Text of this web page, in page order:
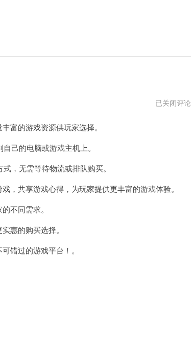
steme
已关闭评论
的游戏资源供玩家选择。
己的电脑或游戏主机上。
，无需等待物流或排队购买。
共享游戏心得，为玩家提供更丰富的游戏体验。
不同需求。
惠的购买选择。
错过的游戏平台！。